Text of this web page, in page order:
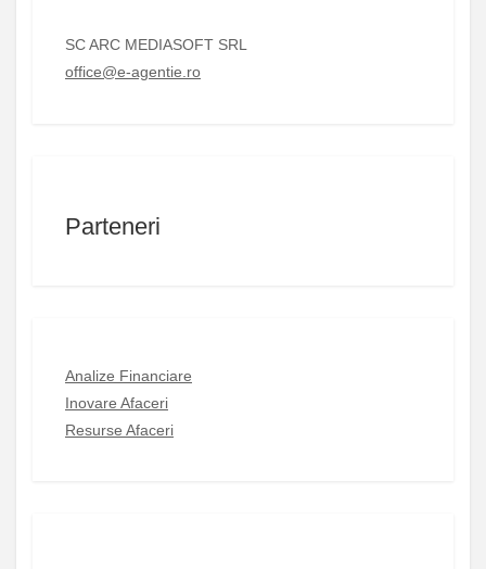
SC ARC MEDIASOFT SRL
office@e-agentie.ro
Parteneri
Analize Financiare
Inovare Afaceri
Resurse Afaceri